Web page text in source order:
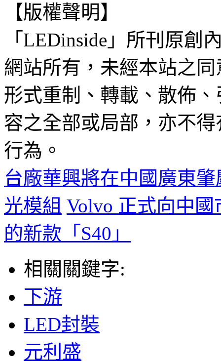
【版權聲明】
「LEDinside」所刊原創
網站所有，未經本站之
形式重制、轉載、散佈
容之全部或局部，亦不
行為。
台廠華興將在中國廣東
光模組 Volvo 正式向中
的新款「S40」
相關關鍵字:
下游
LED封裝
元利盛